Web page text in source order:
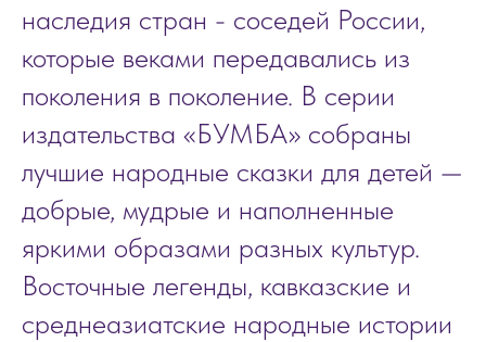
наследия стран - соседей России,
которые веками передавались из
поколения в поколение. В серии
издательства «БУМБА» собраны
лучшие народные сказки для детей —
добрые, мудрые и наполненные
яркими образами разных культур.
Восточные легенды, кавказские и
среднеазиатские народные истории